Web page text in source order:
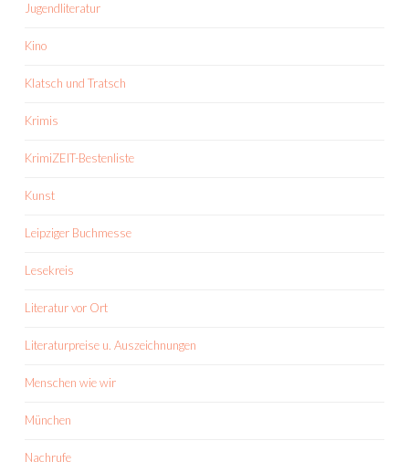
Jugendliteratur
Kino
Klatsch und Tratsch
Krimis
KrimiZEIT-Bestenliste
Kunst
Leipziger Buchmesse
Lesekreis
Literatur vor Ort
Literaturpreise u. Auszeichnungen
Menschen wie wir
München
Nachrufe